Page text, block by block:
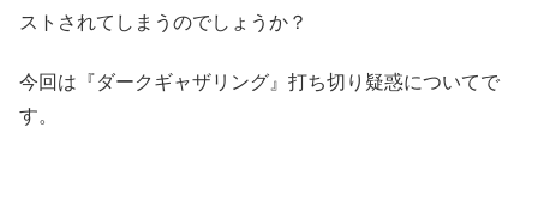
ストされてしまうのでしょうか？
今回は『ダークギャザリング』打ち切り疑惑についてで
す。